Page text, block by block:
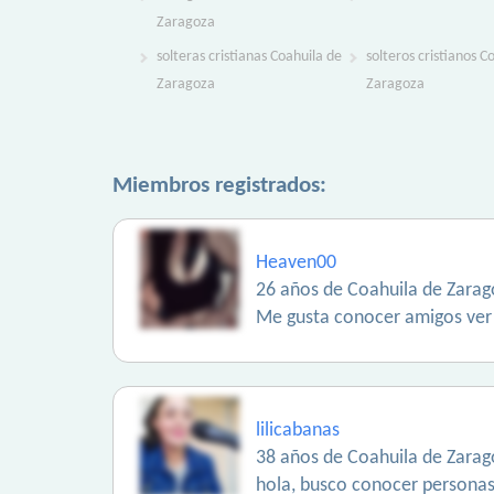
Zaragoza
solteras cristianas Coahuila de
Zaragoza
solteros cristianos
Zaragoza
Miembros registrados:
Heaven00
26 años de Coahuila de
Me gusta conocer amigos
lilicabanas
38 años de Coahuila de
hola, busco conocer